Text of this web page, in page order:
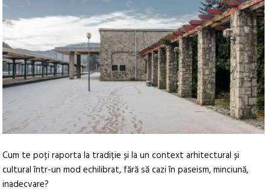
Cum te poți raporta la tradiție și la un context arhitectural și
cultural într-un mod echilibrat, fără să cazi în paseism, minciună,
inadecvare?